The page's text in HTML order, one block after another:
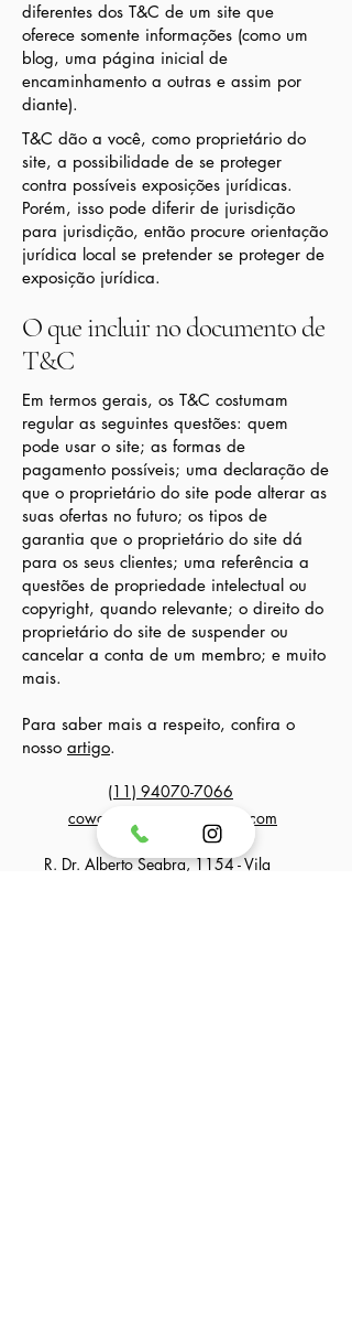
diferentes dos T&C de um site que
oferece somente informações (como um
blog, uma página inicial de
encaminhamento a outras e assim por
diante).
T&C dão a você, como proprietário do
site, a possibilidade de se proteger
contra possíveis exposições jurídicas.
Porém, isso pode diferir de jurisdição
para jurisdição, então procure orientação
jurídica local se pretender se proteger de
exposição jurídica.
O que incluir no documento de
T&C
Em termos gerais, os T&C costumam
regular as seguintes questões: quem
pode usar o site; as formas de
pagamento possíveis; uma declaração de
que o proprietário do site pode alterar as
suas ofertas no futuro; os tipos de
garantia que o proprietário do site dá
para os seus clientes; uma referência a
questões de propriedade intelectual ou
copyright, quando relevante; o direito do
proprietário do site de suspender ou
cancelar a conta de um membro; e muito
mais.
Para saber mais a respeito, confira o
nosso artigo.
(11) 94070-7066
coworkingfitnessbr@gmail.com
R. Dr. Alberto Seabra, 1154 - Vila